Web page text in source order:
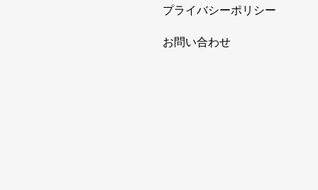
プライバシーポリシー
お問い合わせ